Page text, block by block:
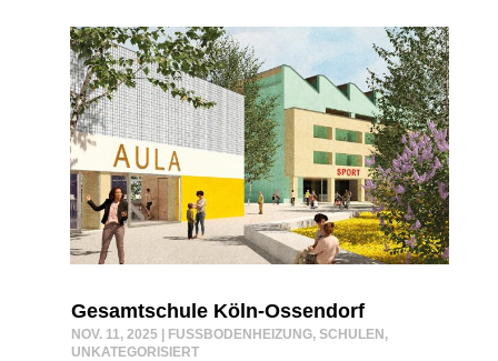
Gesamtschule Köln-Ossendorf
NOV. 11, 2025 | FUSSBODENHEIZUNG , SCHULEN,
UNKATEGORISIERT